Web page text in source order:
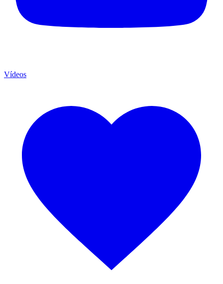
Vídeos